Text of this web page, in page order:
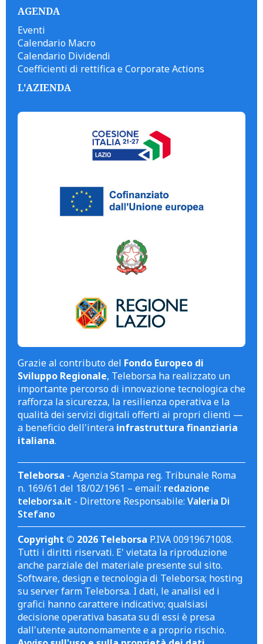
AGENDA
Eventi
Calendario Macro
Calendario Dividendi
Coefficienti di rettifica e Corporate Actions
L'AZIENDA
Grazie al contributo del Fondo Europeo di
Sviluppo Regionale, Teleborsa ha realizzato un
importante percorso di innovazione tecnologica che
rafforza la sicurezza, la resilienza operativa e la
qualità dei servizi digitali offerti ai propri clienti —
a beneficio dell'intera infrastruttura finanziaria
italiana.
Teleborsa - Agenzia Stampa reg. Tribunale Roma
n. 169/61 del 18/02/1961 – email: redazione
teleborsa.it - Direttore Responsabile: Valeria Di
Stefano
Copyright © 2026 Teleborsa P.IVA 00919671008.
Tutti i diritti riservati. E' vietata la riproduzione
anche parziale del materiale presente sul sito.
Software, design e tecnologia di Teleborsa; hosting
su server farm Teleborsa. I dati, le analisi ed i
grafici hanno carattere indicativo; qualsiasi
decisione operativa basata su di essi è presa
dall'utente autonomamente e a proprio rischio.